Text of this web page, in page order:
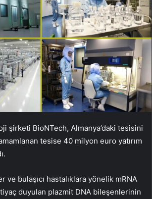
şirketi BioNTech, Almanya’daki tesisini
tesise 40 milyon euro yatırım
ve bulaşıcı hastalıklara yönelik mRNA
duyulan plazmit DNA bileşenlerinin